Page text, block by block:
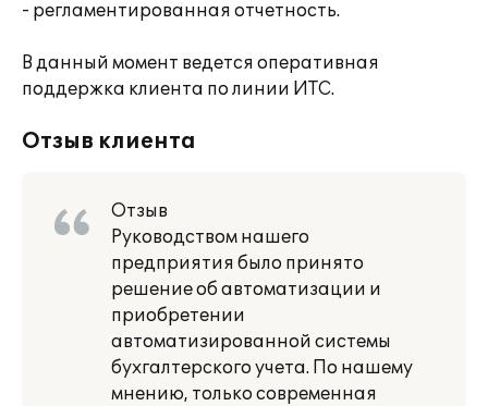
- регламентированная отчетность.
В данный момент ведется оперативная
поддержка клиента по линии ИТС.
Отзыв клиента
Отзыв
Руководством нашего
предприятия было принято
решение об автоматизации и
приобретении
автоматизированной системы
бухгалтерского учета. По нашему
мнению, только современная